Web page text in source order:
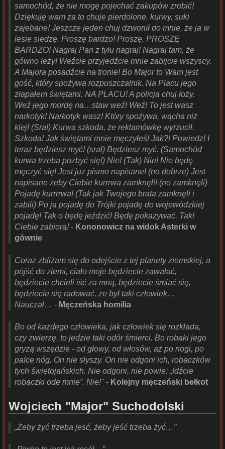
samochód, że nie mogę pojechać zakupów zrobić!
Dziękuję wam za to chuje pierdolone, kurwy, suki
zajebane! Jeszcze jeden chuj dzwonił do mnie, że ja w
lesie siedzę. Proszę bardzo! Proszę, PROSZĘ
BARDZO! Nagraj Pan z tyłu nagraj! Nagraj tam, że
gówno leży! Weźcie przyjedźcie mnie zabijcie wszyscy.
A Majora posadźcie na tronie! Bo Major to Wam jest
gość, który spożywa rozpuszczalnik. Na Placu jego
złapałem świętami. NA PLACU! A policja chuj łoży.
Weź jego mordę na…staw weź! Weź! To jest wasz
narkotyk! Narkotyk wasz! Który spożywa, wącha niż
klej! (Sra!) Kurwa szkoda, że reklamówkę wyrzucił.
Szkoda! Jak świętami mnie męczyłeś! Jak?! Powiedz! I
teraz będziesz myć! (srał) Będziesz myć. (Samochód
kurwa trzeba pozbyć się!) Nie! (Tak) Nie! Nie będę
męczyć się! Jest już pismo napisane! (no dobrze) Jest
napisane żeby Ciebie kurrrwa zamknęli! (no zamknęli)
Pojadę kurrrrwa! (Tak jak Twojego brata zamknęli i
zabili) Po ja pojadę do Trójki pojadę do wojewódzkiej
pojadę! Tak o będę jeździć! Będę pokazywać. Tak!
Ciebie zabiorą!- Kononowicz na widok Asterki w
gównie
Coraz zbliżam się do odejście z tej planety ziemskiej, a
pójść do ziemi, ciało moje będziecie zawalać,
będziecie chcieli iść za mną, będziecie śmiać się,
będziecie się radować, że był taki człowiek…
Nauczał… - Męczeńska homilia
Bo od każdego człowieka, jak człowiek się rozkłada,
czy zwierzę, to jedzie taki odór śmierci. Bo robaki jego
gryzą wszędzie - od głowy, od włosów, aż po nogi, po
palce nóg. On nie słyszy. On nie odgoni ich, robaczków
tych świętojańskich. Nie odgoni, nie powie: „Idźcie
robaczki ode mnie”. Nie!''- Kolejny męczeński bełkot
Wojciech "Major" Suchodolski
„Żeby żyć trzeba jesć, żeby jeść trzeba żyć…”